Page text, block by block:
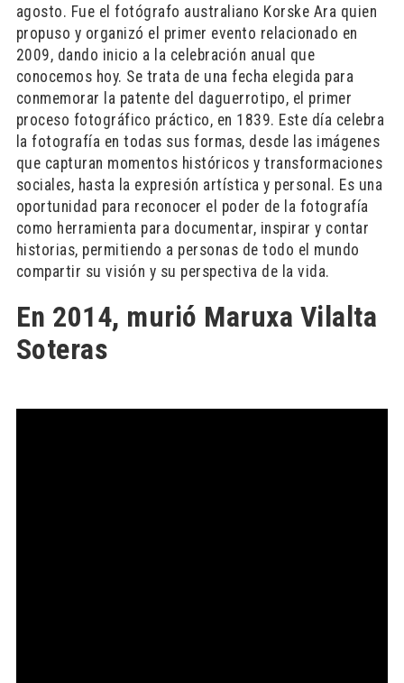
agosto. Fue el fotógrafo australiano Korske Ara quien
propuso y organizó el primer evento relacionado en
2009, dando inicio a la celebración anual que
conocemos hoy. Se trata de una fecha elegida para
conmemorar la patente del daguerrotipo, el primer
proceso fotográfico práctico, en 1839. Este día celebra
la fotografía en todas sus formas, desde las imágenes
que capturan momentos históricos y transformaciones
sociales, hasta la expresión artística y personal. Es una
oportunidad para reconocer el poder de la fotografía
como herramienta para documentar, inspirar y contar
historias, permitiendo a personas de todo el mundo
compartir su visión y su perspectiva de la vida.
En 2014, murió Maruxa Vilalta
Soteras